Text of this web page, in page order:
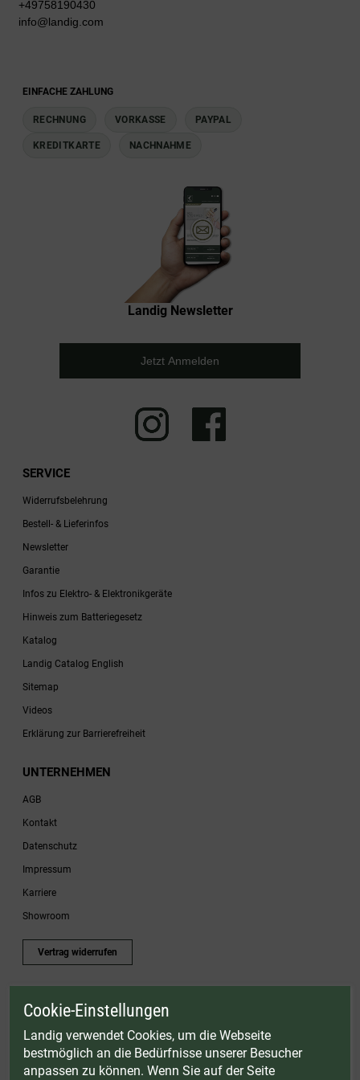
+49758190430
info@landig.com
EINFACHE ZAHLUNG
RECHNUNG VORKASSE PAYPAL
KREDITKARTE NACHNAHME
Landig Newsletter
Jetzt Anmelden
SERVICE
Widerrufsbelehrung
Bestell- & Lieferinfos
Newsletter
Garantie
Infos zu Elektro- & Elektronikgeräte
Hinweis zum Batteriegesetz
Katalog
Landig Catalog English
Sitemap
Videos
Erklärung zur Barrierefreiheit
UNTERNEHMEN
AGB
Kontakt
Datenschutz
Impressum
Karriere
Showroom
Vertrag widerrufen
* Gültig bis einschließlich 17.08.2026. Keine Barauszahlung möglich. Nicht mit
Zubehörartikel. Nicht einlösbar auf bereits rabattierte Sets.
© Landig 1982-2026 (44 Jahre Qualität)
Cookie-Einstellungen
Landig verwendet Cookies, um die Webseite
bestmöglich an die Bedürfnisse unserer Besucher
anpassen zu können. Wenn Sie auf der Seite